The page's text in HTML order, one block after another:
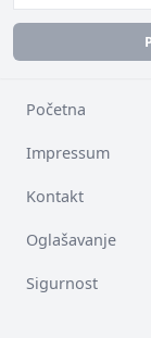
Početna
Impressum
Kontakt
Oglašavanje
Sigurnost